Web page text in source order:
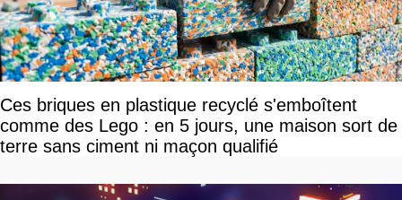
Ces briques en plastique recyclé s'emboîtent
comme des Lego : en 5 jours, une maison sort de
terre sans ciment ni maçon qualifié